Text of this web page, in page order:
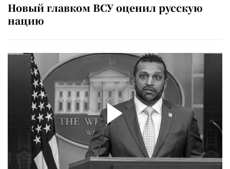
Новый главком ВСУ оценил русскую
нацию